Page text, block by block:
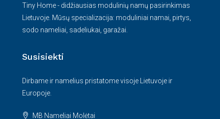
Tiny Home - didžiausias modulinių namų pasirinkimas
Lietuvoje. Mūsų specializacija: moduliniai namai, pirtys,
sodo nameliai, sadeliukai, garažai.
Susisiekti
Dirbame ir namelius pristatome visoje Lietuvoje ir
Europoje.
MB Nameliai Molėtai